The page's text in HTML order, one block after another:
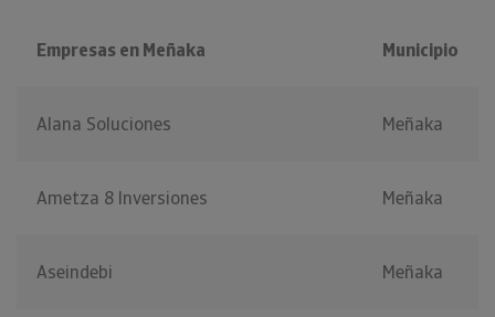
Empresas en Meñaka Municipio
Alana Soluciones Meñaka
Ametza 8 Inversiones Meñaka
Aseindebi Meñaka